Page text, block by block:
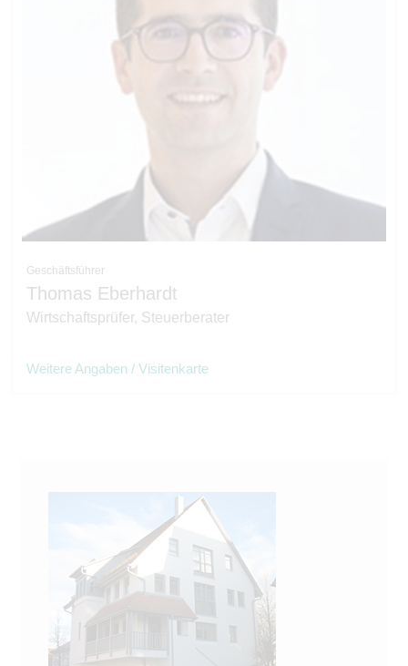
Geschäftsführer
Thomas Eberhardt
Wirtschaftsprüfer, Steuerberater
Weitere Angaben / Visitenkarte